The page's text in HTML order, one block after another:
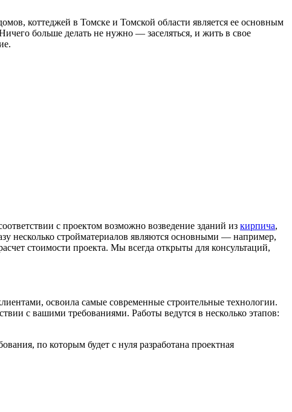
коттеджей в Томске и Томской области является ее основным
больше делать не нужно — заселяться, и жить в свое
с проектом возможно возведение зданий из кирпича,
несколько стройматериалов являются основными — например,
стоимости проекта. Мы всегда открыты для консультаций,
освоила самые современные строительные технологии.
с вашими требованиями. Работы ведутся в несколько этапов:
по которым будет с нуля разработана проектная